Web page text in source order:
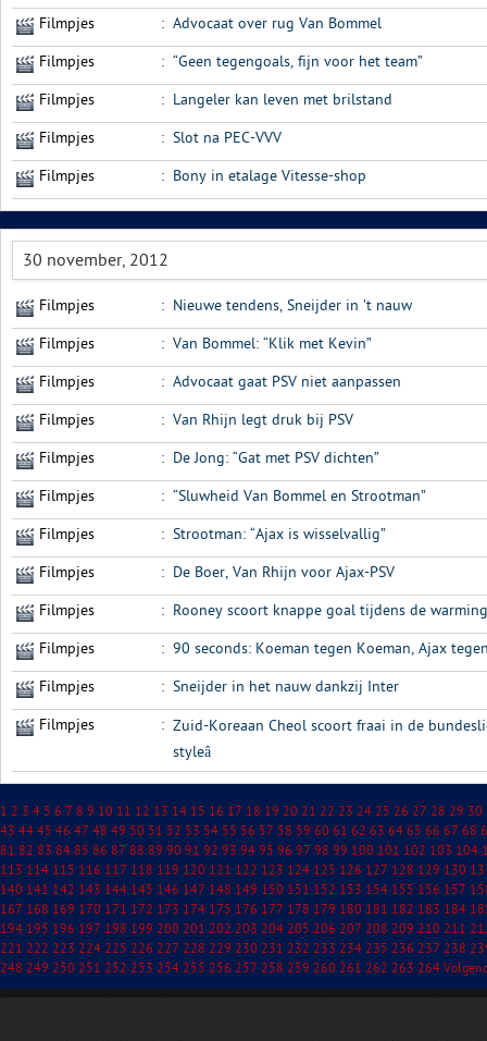
Filmpjes : Advocaat over rug Van Bommel
Filmpjes : “Geen tegengoals, fijn voor het team”
Filmpjes : Langeler kan leven met brilstand
Filmpjes : Slot na PEC-VVV
Filmpjes : Bony in etalage Vitesse-shop
30 november, 2012
Filmpjes : Nieuwe tendens, Sneijder in ’t nauw
Filmpjes : Van Bommel: “Klik met Kevin”
Filmpjes : Advocaat gaat PSV niet aanpassen
Filmpjes : Van Rhijn legt druk bij PSV
Filmpjes : De Jong: “Gat met PSV dichten”
Filmpjes : “Sluwheid Van Bommel en Strootman”
Filmpjes : Strootman: “Ajax is wisselvallig”
Filmpjes : De Boer, Van Rhijn voor Ajax-PSV
Filmpjes : Rooney scoort knappe goal tijdens de
Filmpjes : 90 seconds: Koeman tegen Koeman, Ajax
Filmpjes : Sneijder in het nauw dankzij Inter
Filmpjes : Zuid-Koreaan Cheol scoort fraai in de
styleâ
1 2 3 4 5 6 7 8 9 10 11 12 13 14 15 16 17 18 19 20 21 22 23 24 25 26 27 28 29 30
43 44 45 46 47 48 49 50 51 52 53 54 55 56 57 58 59 60 61 62 63 64 65 66 67 68
81 82 83 84 85 86 87 88 89 90 91 92 93 94 95 96 97 98 99 100 101 102 103 104
113 114 115 116 117 118 119 120 121 122 123 124 125 126 127 128 129 130
140 141 142 143 144 145 146 147 148 149 150 151 152 153 154 155 156 157
167 168 169 170 171 172 173 174 175 176 177 178 179 180 181 182 183 184
194 195 196 197 198 199 200 201 202 203 204 205 206 207 208 209 210 211
221 222 223 224 225 226 227 228 229 230 231 232 233 234 235 236 237 238
248 249 250 251 252 253 254 255 256 257 258 259 260 261 262 263 264